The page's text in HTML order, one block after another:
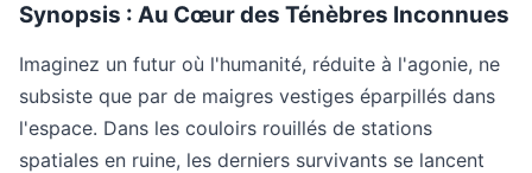
Synopsis : Au Cœur des Ténèbres Inconnues
Imaginez un futur où l'humanité, réduite à l'agonie, ne
subsiste que par de maigres vestiges éparpillés dans
l'espace. Dans les couloirs rouillés de stations
spatiales en ruine, les derniers survivants se lancent